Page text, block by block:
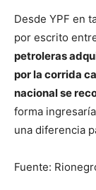
Desde YPF en
por escrito
petroleras
por la corrida
nacional se
forma
una diferencia
Fuente: